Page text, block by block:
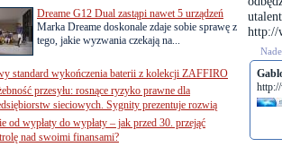
http://
Dreame G12 Dual zastąpi nawet 5 urządzeń
Marka Dreame doskonale zdaje sobie sprawę z
tego, jakie wyzwania czekają na...
standard wykończenia baterii z kolekcji ZAFFIRO
przesyłu: rosnące ryzyko prawne dla
sieciowych. Sygnity prezentuje rozwią
od wypłaty do wypłaty – jak przed 30. przejąć
nad swoimi finansami?